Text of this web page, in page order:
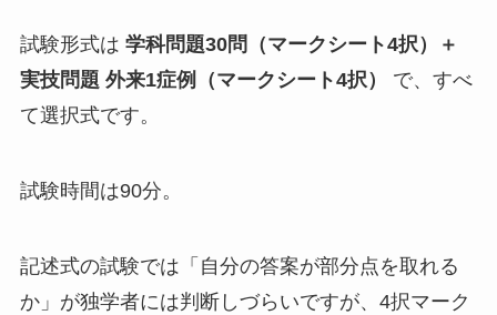
試験形式は 学科問題30問（マークシート4択）＋
実技問題 外来1症例（マークシート4択）
で、すべ
て選択式です。
試験時間は90分。
記述式の試験では「自分の答案が部分点を取れる
か」が独学者には判断しづらいですが、4択マーク